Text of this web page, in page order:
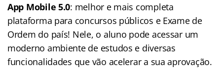
App Mobile 5.0: melhor e mais completa
plataforma para concursos públicos e Exame de
Ordem do país! Nele, o aluno pode acessar um
moderno ambiente de estudos e diversas
funcionalidades que vão acelerar a sua aprovação.